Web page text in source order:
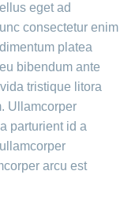
eget ad
consectetur enim
platea
bibendum ante
tristique litora
Ullamcorper
parturient id a
arcu est